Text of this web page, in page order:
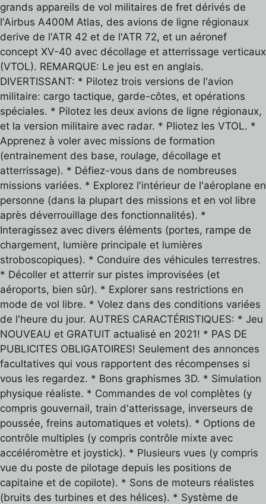
grands appareils de vol militaires de fret dérivés de
l'Airbus A400M Atlas, des avions de ligne régionaux
derive de l'ATR 42 et de l'ATR 72, et un aéronef
concept XV-40 avec décollage et atterrissage verticaux
(VTOL). REMARQUE: Le jeu est en anglais.
DIVERTISSANT: * Pilotez trois versions de l'avion
militaire: cargo tactique, garde-côtes, et opérations
spéciales. * Pilotez les deux avions de ligne régionaux,
et la version militaire avec radar. * Pliotez les VTOL. *
Apprenez à voler avec missions de formation
(entrainement des base, roulage, décollage et
atterrissage). * Défiez-vous dans de nombreuses
missions variées. * Explorez l'intérieur de l'aéroplane en
personne (dans la plupart des missions et en vol libre
après déverrouillage des fonctionnalités). *
Interagissez avec divers éléments (portes, rampe de
chargement, lumière principale et lumières
stroboscopiques). * Conduire des véhicules terrestres.
* Décoller et atterrir sur pistes improvisées (et
aéroports, bien sûr). * Explorer sans restrictions en
mode de vol libre. * Volez dans des conditions variées
de l'heure du jour. AUTRES CARACTÉRISTIQUES: * Jeu
NOUVEAU et GRATUIT actualisé en 2021! * PAS DE
PUBLICITES OBLIGATOIRES! Seulement des annonces
facultatives qui vous rapportent des récompenses si
vous les regardez. * Bons graphismes 3D. * Simulation
physique réaliste. * Commandes de vol complètes (y
compris gouvernail, train d'atterissage, inverseurs de
poussée, freins automatiques et volets). * Options de
contrôle multiples (y compris contrôle mixte avec
accéléromètre et joystick). * Plusieurs vues (y compris
vue du poste de pilotage depuis les positions de
capitaine et de copilote). * Sons de moteurs réalistes
(bruits des turbines et des hélices). * Système de